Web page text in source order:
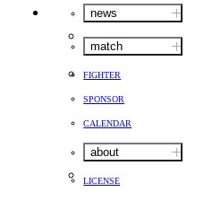
news
match
FIGHTER
SPONSOR
CALENDAR
about
LICENSE